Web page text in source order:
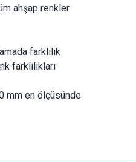
ahşap renkler
farklılık
farklılıkları
mm en ölçüsünde